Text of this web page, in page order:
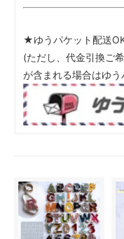
★ゆうパケット配送
(ただし、代金引換ご
が含まれる場合はゆ